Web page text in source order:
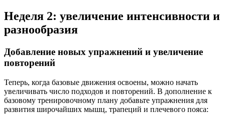
Неделя 2: увеличение интенсивности и
разнообразия
Добавление новых упражнений и увеличение
повторений
Теперь, когда базовые движения освоены, можно начать
увеличивать число подходов и повторений. В дополнение к
базовому тренировочному плану добавьте упражнения для
развития широчайших мышц, трапеций и плечевого пояса: